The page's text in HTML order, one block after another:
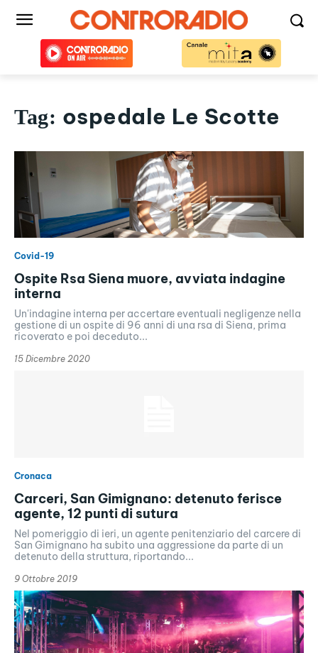
Tag: ospedale Le Scotte
Covid-19
Ospite Rsa Siena muore, avviata indagine
interna
Un'indagine interna per accertare eventuali negligenze nella
gestione di un ospite di 96 anni di una rsa di Siena, prima
ricoverato e poi deceduto...
15 Dicembre 2020
Cronaca
Carceri, San Gimignano: detenuto ferisce
agente, 12 punti di sutura
Nel pomeriggio di ieri, un agente penitenziario del carcere di
San Gimignano ha subito una aggressione da parte di un
detenuto della struttura, riportando...
9 Ottobre 2019